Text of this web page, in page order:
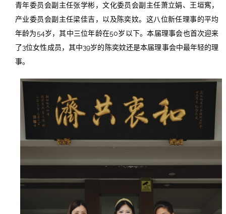
青年委员会副主任张学彬，文化委员会副主任萧立娟、王垣寯，
产业委员会副主任梁佳吉，以及陈奕妏。这八位新任理事的平均
年龄为54岁，其中三位年龄在50岁以下。本届理事会也首次迎来
了3位女性成员，其中39岁的陈奕妏还是本届理事会中最年轻的理
事。